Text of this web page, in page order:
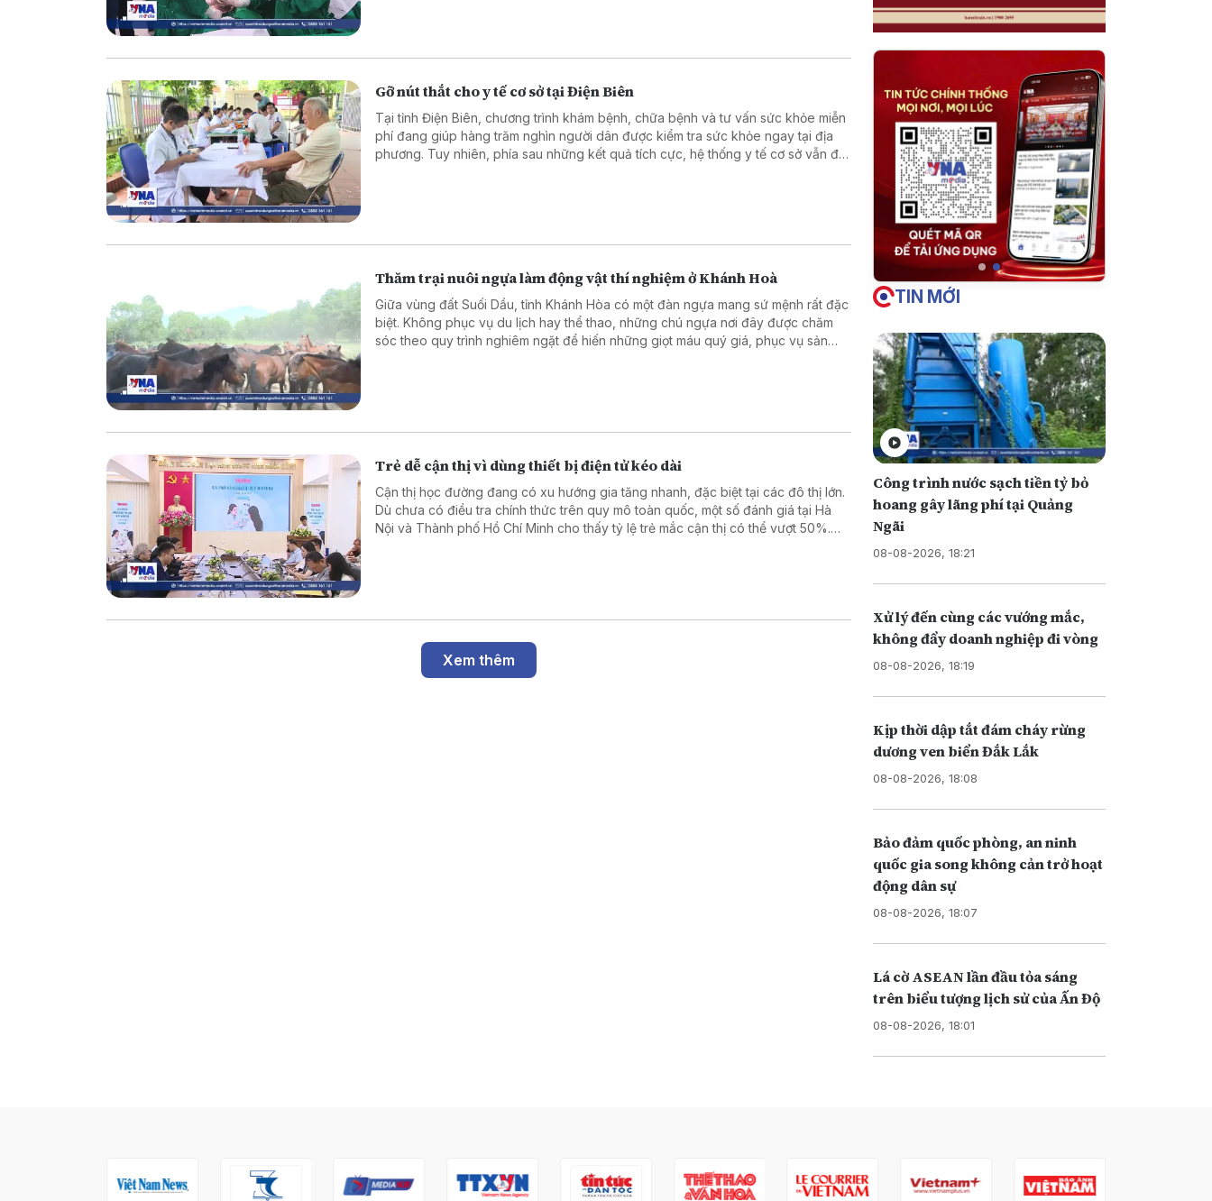
Gỡ nút thắt cho y tế cơ sở tại Điện Biên
Tại tỉnh Điện Biên, chương trình khám bệnh, chữa bệnh và tư vấn sức khỏe miễn
phí đang giúp hàng trăm nghìn người dân được kiểm tra sức khỏe ngay tại địa
phương. Tuy nhiên, phía sau những kết quả tích cực, hệ thống y tế cơ sở vẫn đối
Thăm trại nuôi ngựa làm động vật thí nghiệm ở Khánh Hoà
Giữa vùng đất Suối Dầu, tỉnh Khánh Hòa có một đàn ngựa mang sứ mệnh rất đặc
biệt. Không phục vụ du lịch hay thể thao, những chú ngựa nơi đây được chăm
sóc theo quy trình nghiêm ngặt để hiến những giọt máu quý giá, phục vụ sản
Trẻ dễ cận thị vì dùng thiết bị điện tử kéo dài
Cận thị học đường đang có xu hướng gia tăng nhanh, đặc biệt tại các đô thị lớn.
Dù chưa có điều tra chính thức trên quy mô toàn quốc, một số đánh giá tại Hà
Nội và Thành phố Hồ Chí Minh cho thấy tỷ lệ trẻ mắc cận thị có thể vượt 50%.
Xem thêm
TIN MỚI
Công trình nước sạch tiền tỷ bỏ
hoang gây lãng phí tại Quảng
Ngãi
08-08-2026, 18:21
Xử lý đến cùng các vướng mắc,
không đẩy doanh nghiệp đi vòng
08-08-2026, 18:19
Kịp thời dập tắt đám cháy rừng
dương ven biển Đắk Lắk
08-08-2026, 18:08
Bảo đảm quốc phòng, an ninh
quốc gia song không cản trở hoạt
động dân sự
08-08-2026, 18:07
Lá cờ ASEAN lần đầu tỏa sáng
trên biểu tượng lịch sử của Ấn Độ
08-08-2026, 18:01